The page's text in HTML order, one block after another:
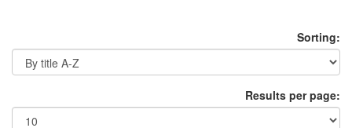
Sorting:
Results per page: